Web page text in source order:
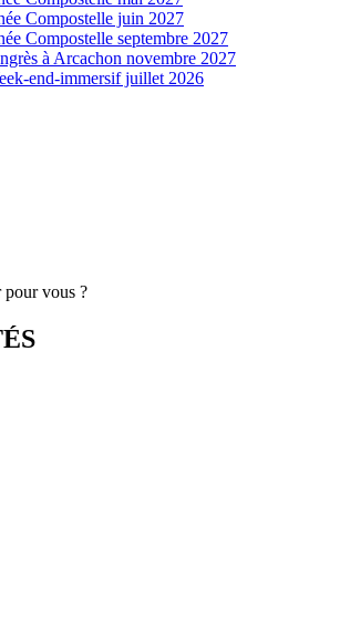
Compostelle juin 2027
Compostelle septembre 2027
à Arcachon novembre 2027
end-immersif juillet 2026
pour vous ?